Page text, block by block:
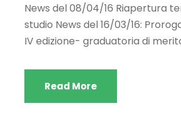
News del 08/04/16 Riapertura
studio News del 16/03/16:
IV edizione- graduatoria di
Read More